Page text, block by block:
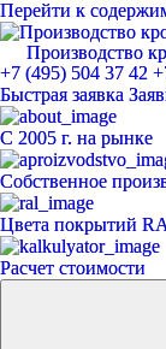
Перейти к
Производство
ЕвроМет
+7 (495) 504 37 42
Быстрая заявка
С 2005 г. на рынке
Собственное
Цвета покрытий
Расчет стоимости